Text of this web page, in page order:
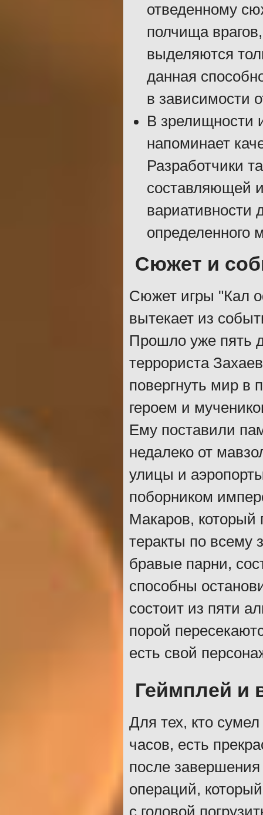
отведенному
полчища
выделяются
данная
в зависимости
В зрелищности
напоминает
Разработчики
составляющей
вариативности
определенного
Сюжет и
Сюжет игры "Кал
вытекает из
Прошло уже пять
террориста
повергнуть мир в
героем и
Ему поставили
недалеко от
улицы и
поборником
Макаров, который
теракты по всему
бравые парни,
способны
состоит из пяти
порой
есть свой
Геймплей и
Для тех, кто
часов, есть
после
операций,
с головой